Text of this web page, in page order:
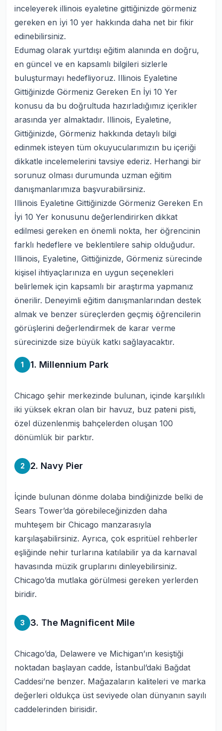
inceleyerek illinois eyaletine gittiğinizde görmeniz
gereken en i̇yi 10 yer hakkında daha net bir fikir
edinebilirsiniz.
Edumag olarak yurtdışı eğitim alanında en doğru,
en güncel ve en kapsamlı bilgileri sizlerle
buluşturmayı hedefliyoruz. Illinois Eyaletine
Gittiğinizde Görmeniz Gereken En İyi 10 Yer
konusu da bu doğrultuda hazırladığımız içerikler
arasında yer almaktadır. Illinois, Eyaletine,
Gittiğinizde, Görmeniz hakkında detaylı bilgi
edinmek isteyen tüm okuyucularımızın bu içeriği
dikkatle incelemelerini tavsiye ederiz. Herhangi bir
sorunuz olması durumunda uzman eğitim
danışmanlarımıza başvurabilirsiniz.
Illinois Eyaletine Gittiğinizde Görmeniz Gereken En
İyi 10 Yer konusunu değerlendirirken dikkat
edilmesi gereken en önemli nokta, her öğrencinin
farklı hedeflere ve beklentilere sahip olduğudur.
Illinois, Eyaletine, Gittiğinizde, Görmeniz sürecinde
kişisel ihtiyaçlarınıza en uygun seçenekleri
belirlemek için kapsamlı bir araştırma yapmanız
önerilir. Deneyimli eğitim danışmanlarından destek
almak ve benzer süreçlerden geçmiş öğrencilerin
görüşlerini değerlendirmek de karar verme
sürecinizde size büyük katkı sağlayacaktır.
1 1. Millennium Park
Chicago şehir merkezinde bulunan, içinde karşılıklı
iki yüksek ekran olan bir havuz, buz pateni pisti,
özel düzenlenmiş bahçelerden oluşan 100
dönümlük bir parktır.
2 2. Navy Pier
İçinde bulunan dönme dolaba bindiğinizde belki de
Sears Tower’da görebileceğinizden daha
muhteşem bir Chicago manzarasıyla
karşılaşabilirsiniz. Ayrıca, çok espritüel rehberler
eşliğinde nehir turlarına katılabilir ya da karnaval
havasında müzik gruplarını dinleyebilirsiniz.
Chicago’da mutlaka görülmesi gereken yerlerden
biridir.
3 3. The Magnificent Mile
Chicago’da, Delawere ve Michigan’ın kesiştiği
noktadan başlayan cadde, İstanbul’daki Bağdat
Caddesi’ne benzer. Mağazaların kaliteleri ve marka
değerleri oldukça üst seviyede olan dünyanın sayılı
caddelerinden birisidir.